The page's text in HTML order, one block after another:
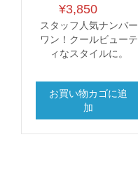
¥3,850
スタッフ人気ナンバー
ワン！クールビューテ
ィなスタイルに。
お買い物カゴに追
加